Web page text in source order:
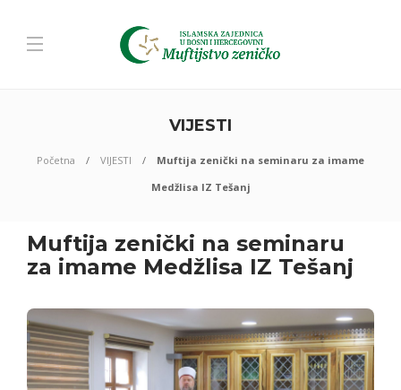
VIJESTI
Početna VIJESTI
Muftija zenički na seminaru za imame
Medžlisa IZ Tešanj
Muftija zenički na seminaru
za imame Medžlisa IZ Tešanj